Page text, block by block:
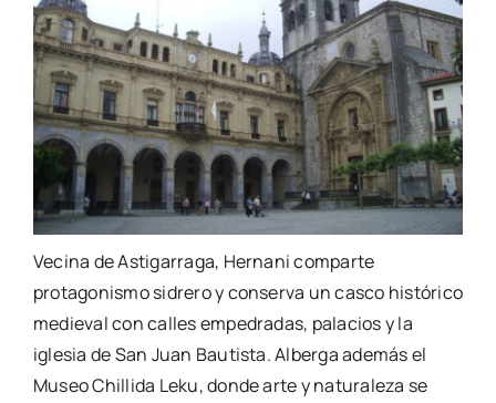
Vecina de Astigarraga, Hernani comparte
protagonismo sidrero y conserva un casco histórico
medieval con calles empedradas, palacios y la
iglesia de San Juan Bautista. Alberga además el
Museo Chillida Leku, donde arte y naturaleza se